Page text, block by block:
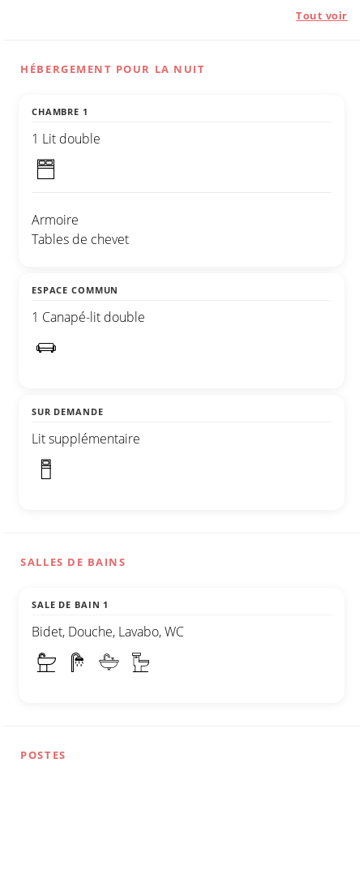
Tout voir
HÉBERGEMENT POUR LA NUIT
CHAMBRE 1
1 Lit double
Armoire
Tables de chevet
ESPACE COMMUN
1 Canapé-lit double
SUR DEMANDE
Lit supplémentaire
SALLES DE BAINS
SALE DE BAIN 1
Bidet, Douche, Lavabo, WC
POSTES